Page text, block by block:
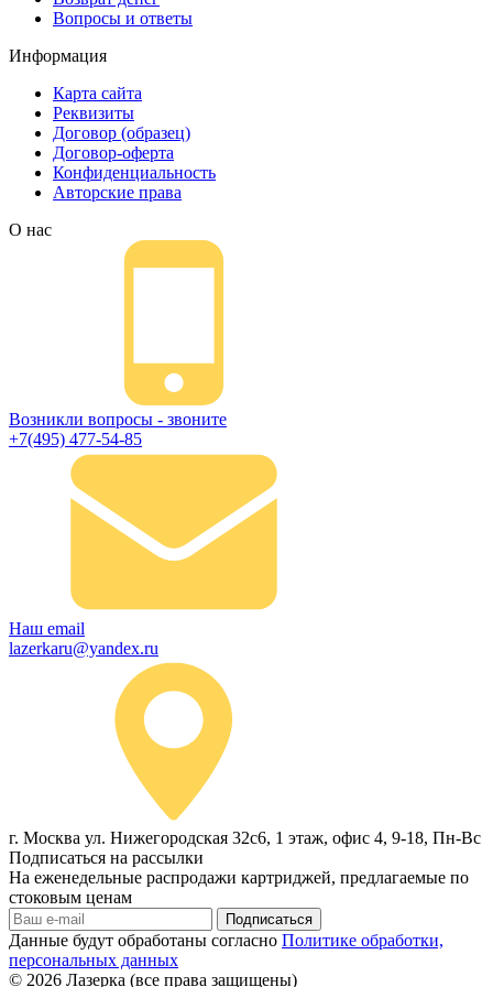
пожалуйста, свяжитесь с нами через сервис
Вопросы и ответы
Информация
Карта сайта
Реквизиты
Договор (образец)
Договор-оферта
Конфиденциальность
Авторские права
О нас
Возникли вопросы - звоните
+7(495) 477-54-85
Наш email
lazerkaru@yandex.ru
г. Москва ул. Нижегородская 32с6, 1 этаж, офис 4, 9-18, Пн-Вс
Подписаться на рассылки
На еженедельные распродажи картриджей, предлагаемые по
стоковым ценам
Подписаться
Данные будут обработаны согласно Политике обработки,
персональных данных
© 2026 Лазерка (все права защищены)